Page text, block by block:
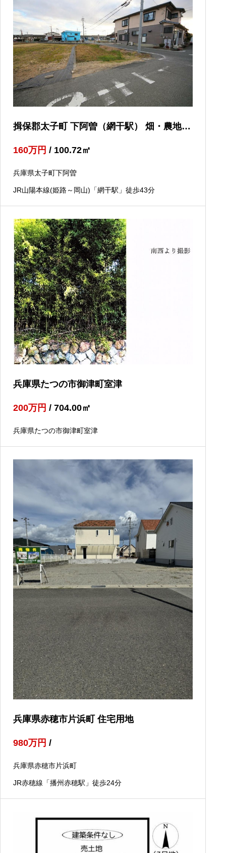
揖保郡太子町 下阿曽（網干駅） 畑・農地用
160万円 / 100.72㎡
兵庫県太子町下阿曽
JR山陽本線(姫路～岡山)「網干駅」徒歩43分
兵庫県たつの市御津町室津
200万円 / 704.00㎡
兵庫県たつの市御津町室津
兵庫県赤穂市片浜町 住宅用地
980万円 /
兵庫県赤穂市片浜町
JR赤穂線「播州赤穂駅」徒歩24分